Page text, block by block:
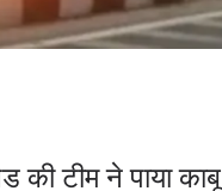
टीम ने पाया काबू